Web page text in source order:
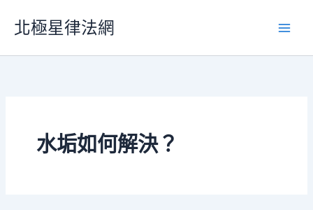
要
北極星律法網
水垢如何解決？